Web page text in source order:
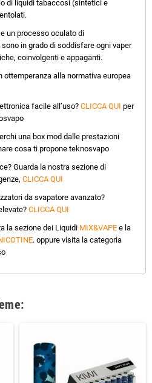
di liquidi tabaccosi (sintetici e
un processo oculato di
in grado di soddisfare ogni vaper
coinvolgenti e appaganti.
ottemperanza alla normativa europea
facile all’uso? CLICCA QUI per
una box mod dalle prestazioni
cosa ti propone teknosvapo
Guarda la nostra sezione di
CLICCA QUI
da svapatore avanzato?
CLICCA QUI
la sezione dei Liquidi MIX&VAPE e la
. oppure visita la categoria